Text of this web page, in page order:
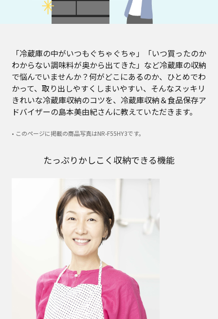
「冷蔵庫の中がいつもぐちゃぐちゃ」「いつ買ったのか
わからない調味料が奥から出てきた」など冷蔵庫の収納
で悩んでいませんか？何がどこにあるのか、ひとめでわ
かって、取り出しやすくしまいやすい、そんなスッキリ
きれいな冷蔵庫収納のコツを、冷蔵庫収納＆食品保存ア
ドバイザーの島本美由紀さんに教えていただきます。
• このページに掲載の商品写真はNR-F55HY3です。
たっぷりかしこく収納できる機能